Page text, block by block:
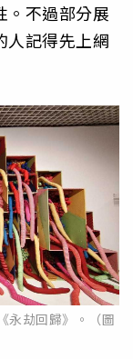
。不過部分展
人記得先上網
永劫回歸》。（圖